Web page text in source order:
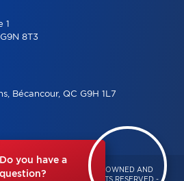
Do you have a
question?
1
8T3
Bécancour, QC G9H 1L7
– INDEPENDENTLY OWNED AND
MAX QUÉBEC – ALL RIGHTS RESERVED -